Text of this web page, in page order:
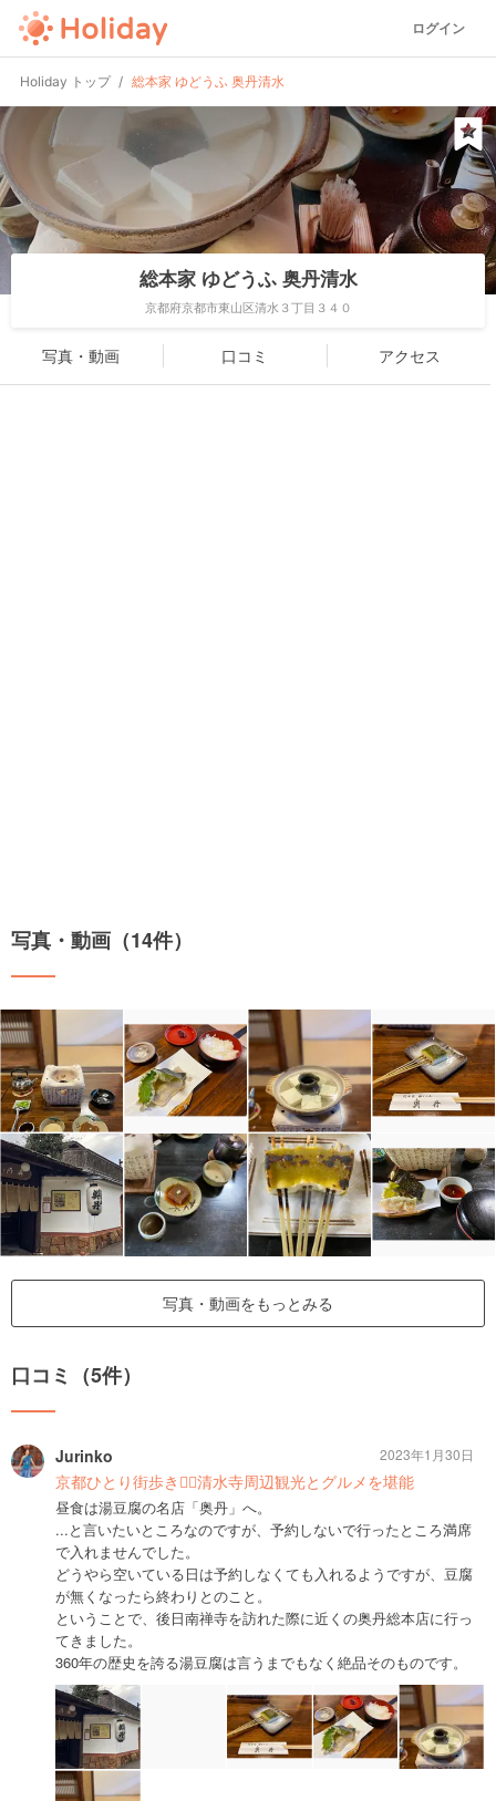
ログイン
Holiday トップ 総本家 ゆどうふ 奥丹清水
総本家 ゆどうふ 奥丹清水
京都府京都市東山区清水３丁目３４０
写真・動画 口コミ アクセス
写真・動画（14件）
写真・動画をもっとみる
口コミ（5件）
Jurinko
京都ひとり街歩き🚶‍♀️清水寺周辺観光とグルメを堪能
昼食は湯豆腐の名店「奥丹」へ。
...と言いたいところなのですが、予約しないで行ったところ満席
で入れませんでした。
どうやら空いている日は予約しなくても入れるようですが、豆腐
が無くなったら終わりとのこと。
ということで、後日南禅寺を訪れた際に近くの奥丹総本店に行っ
てきました。
360年の歴史を誇る湯豆腐は言うまでもなく絶品そのものです。
2023年1月30日